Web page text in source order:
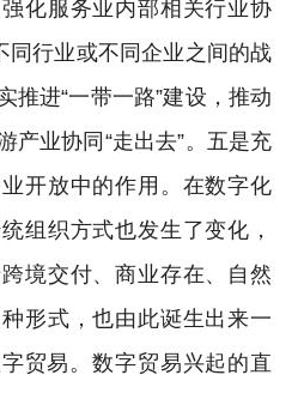
化服务业内部相关行业协
同行业或不同企业之间的战
推进“一带一路”建设，推动
产业协同“走出去”。五是充
开放中的作用。在数字化
组织方式也发生了变化，
境交付、商业存在、自然
形式，也由此诞生出来一
贸易。数字贸易兴起的直